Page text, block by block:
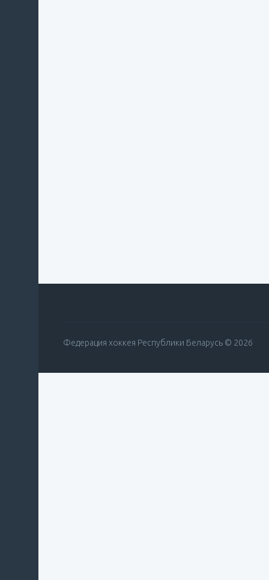
Федерация хоккея Республики Беларусь © 2026